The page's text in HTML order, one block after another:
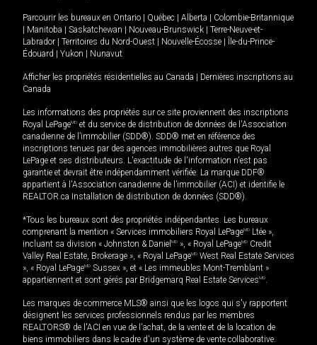
Parcourir les bureaux en Ontario Québec Alberta
Colombie-Britannique
Manitoba Saskatchewan Nouveau-Brunswick
Terre-Neuve-et-
Labrador
Territoires du Nord-Ouest Nouvelle-Écosse
Île-du-Prince-
Édouard
Yukon Nunavut
Afficher les propriétés résidentielles au Canada
Dernières inscriptions au
Canada
Les informations des propriétés sur ce site proviennent des inscriptions
Royal LePageMD et du service de distribution de données de l'Association
canadienne de l’immobilier (SDD®). SDD® met en référence des
inscriptions tenues par des agences immobilières autres que Royal
LePage et ses distributeurs. L'exactitude de l'information n'est pas
garantie et devrait être indépendamment vérifiée. La marque DDF®
appartient à l'Association canadienne de l’immobilier (ACI) et identifie le
REALTOR.ca Installation de distribution de données (SDD®).
*Tous les bureaux sont des propriétés indépendantes. Les bureaux
comprenant la mention « Services immobiliers Royal LePageMD Ltée »,
incluant sa division « Johnston & Daniel MD », « Royal LePageMD Credit
Valley Real Estate, Brokerage », « Royal LePageMD West Real Estate Services
», « Royal LePageMD Sussex », et « Les immeubles Mont-Tremblant »
appartiennent et sont gérés par Bridgemarq Real Estate ServicesMD.
Les marques de commerce MLS® ainsi que les logos qui s'y rapportent
désignent les services professionnels rendus par les membres
REALTORS® de l'ACI en vue de l'achat, de la vente et de la location de
biens immobiliers dans le cadre d'un système de vente collaborative.